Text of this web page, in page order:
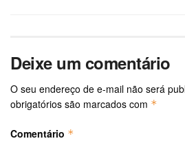
Deixe um comentário
O seu endereço de e-mail não será
obrigatórios são marcados com *
Comentário *